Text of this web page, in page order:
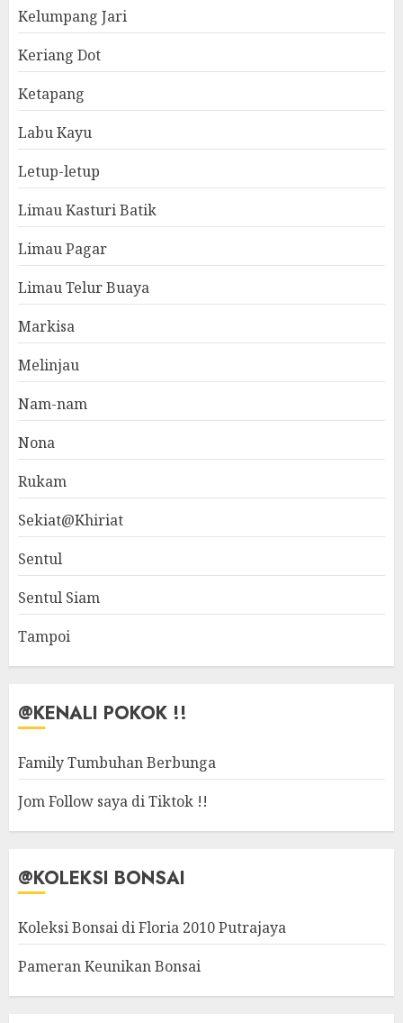
Kelumpang Jari
Keriang Dot
Ketapang
Labu Kayu
Letup-letup
Limau Kasturi Batik
Limau Pagar
Limau Telur Buaya
Markisa
Melinjau
Nam-nam
Nona
Rukam
Sekiat@Khiriat
Sentul
Sentul Siam
Tampoi
@KENALI POKOK !!
Family Tumbuhan Berbunga
Jom Follow saya di Tiktok !!
@KOLEKSI BONSAI
Koleksi Bonsai di Floria 2010 Putrajaya
Pameran Keunikan Bonsai